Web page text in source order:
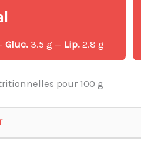
Gluc. 3.5 g — Lip. 2.8 g
pour 100 g